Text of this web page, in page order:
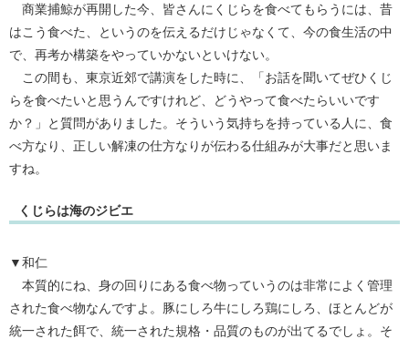
商業捕鯨が再開した今、皆さんにくじらを食べてもらうには、昔
はこう食べた、というのを伝えるだけじゃなくて、今の食生活の中
で、再考か構築をやっていかないといけない。
この間も、東京近郊で講演をした時に、「お話を聞いてぜひくじ
らを食べたいと思うんですけれど、どうやって食べたらいいです
か？」と質問がありました。そういう気持ちを持っている人に、食
べ方なり、正しい解凍の仕方なりが伝わる仕組みが大事だと思いま
すね。
くじらは海のジビエ
▼和仁
本質的にね、身の回りにある食べ物っていうのは非常によく管理
された食べ物なんですよ。豚にしろ牛にしろ鶏にしろ、ほとんどが
統一された餌で、統一された規格・品質のものが出てるでしょ。そ